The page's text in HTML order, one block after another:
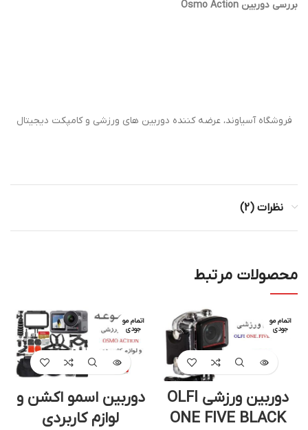
بررسی دوربین Osmo Action
فروشگاه آسیاوند، عرضه کننده دوربین های ورزشی و کامپکت دیجیتال
نظرات (2)
محصولات مرتبط
اتمام مو
جودی
دوربین ورزشی OLFI
ONE FIVE BLACK
اتمام مو
جودی
دوربین اسمو اکشن و
لوازم کاربردی